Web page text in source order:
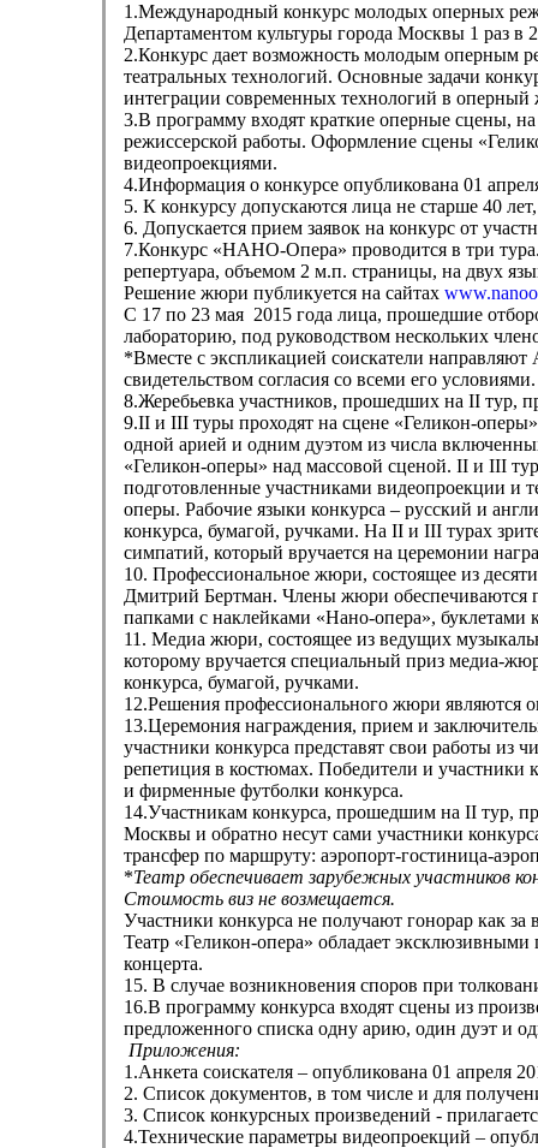
1.Международный конкурс молодых оперных
Департаментом культуры города Москвы 1 раз в
2.Конкурс дает возможность молодым оперным
театральных технологий. Основные задачи
интеграции современных технологий в оперный
3.В программу входят краткие оперные сцены,
режиссерской работы. Оформление сцены
видеопроекциями.
4.Информация о конкурсе опубликована 01
5. К конкурсу допускаются лица не старше 40
6. Допускается прием заявок на конкурс от
7.Конкурс «НАНО-Опера» проводится в три
репертуара, объемом 2 м.п. страницы, на двух
Решение жюри публикуется на сайтах
С 17 по 23 мая 2015 года лица, прошедшие
лабораторию, под руководством нескольких
*Вместе с экспликацией соискатели
свидетельством согласия со всеми его условиями.
8.Жеребьевка участников, прошедших на II тур,
9.II и III туры проходят на сцене «Геликон-
одной арией и одним дуэтом из числа
«Геликон-оперы» над массовой сценой. II и III
подготовленные участниками видеопроекции и
оперы. Рабочие языки конкурса – русский и
конкурса, бумагой, ручками. На II и III турах
симпатий, который вручается на церемонии
10. Профессиональное жюри, состоящее из
Дмитрий Бертман. Члены жюри обеспечиваются
папками с наклейками «Нано-опера», буклетами
11. Медиа жюри, состоящее из ведущих
которому вручается специальный приз медиа-
конкурса, бумагой, ручками.
12.Решения профессионального жюри являются
13.Церемония награждения, прием и
участники конкурса представят свои работы из
репетиция в костюмах. Победители и
и фирменные футболки конкурса.
14.Участникам конкурса, прошедшим на II тур,
Москвы и обратно несут сами участники
трансфер по маршруту: аэропорт-гостиница-
*Театр обеспечивает зарубежных участников
Стоимость виз не возмещается.
Участники конкурса не получают гонорар как
Театр «Геликон-опера» обладает
концерта.
15. В случае возникновения споров при
16.В программу конкурса входят сцены из
предложенного списка одну арию, один дуэт и
Приложения:
1.Анкета соискателя – опубликована 01 апреля
2. Список документов, в том числе и для
3. Список конкурсных произведений -
4.Технические параметры видеопроекций –